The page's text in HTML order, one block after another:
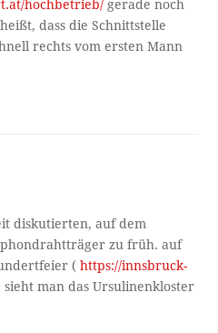
hochbetrieb/ gerade noch
dass die Schnittstelle
rechts vom ersten Mann
diskutierten, auf dem
zu früh. auf
(https://innsbruck-
sieht man das Ursulinenkloster